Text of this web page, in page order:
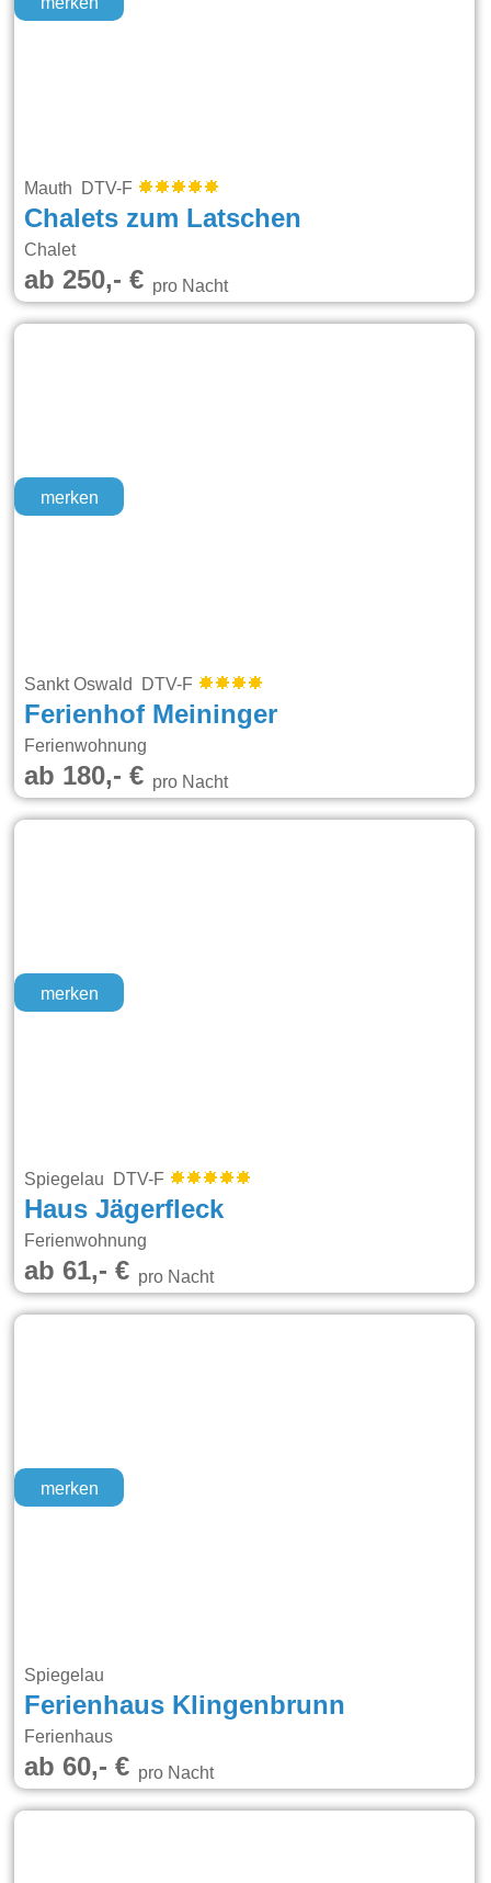
Mauth DTV-F
Chalets zum Latschen
Chalet
ab 250,- €pro Nacht
merken
Sankt Oswald DTV-F
Ferienhof Meininger
Ferienwohnung
ab 180,- €pro Nacht
merken
Spiegelau DTV-F
Haus Jägerfleck
Ferienwohnung
ab 61,- €pro Nacht
merken
Spiegelau
Ferienhaus Klingenbrunn
Ferienhaus
ab 60,- €pro Nacht